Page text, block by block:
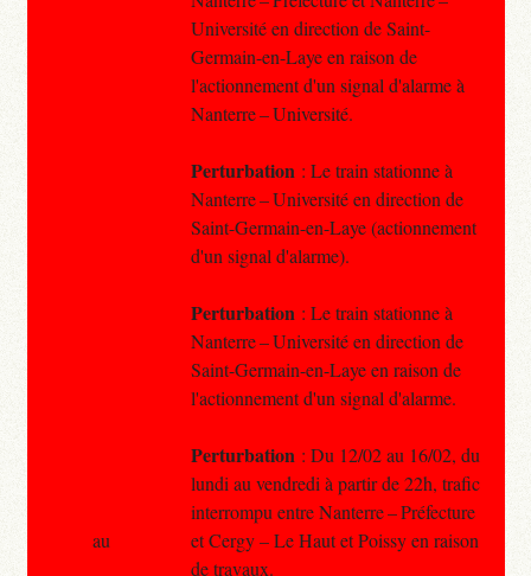
Université en direction de Saint-
Germain-en-Laye en raison de
l'actionnement d'un signal d'alarme à
Nanterre – Université.
Perturbation : Le train stationne à
Nanterre – Université en direction de
Saint-Germain-en-Laye (actionnement
d'un signal d'alarme).
Perturbation : Le train stationne à
Nanterre – Université en direction de
Saint-Germain-en-Laye en raison de
l'actionnement d'un signal d'alarme.
Perturbation : Du 12/02 au 16/02, du
lundi au vendredi à partir de 22h, trafic
interrompu entre Nanterre – Préfecture
et Cergy – Le Haut et Poissy en raison
de travaux.
au